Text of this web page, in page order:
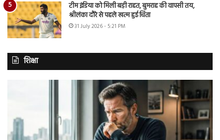
टीम इंडिया को मिली बड़ी राहत, बुमराह की वापसी तय,
श्रीलंका दौरे से पहले खत्म हुई चिंता
31 July 2026 - 5:21 PM
शिक्षा